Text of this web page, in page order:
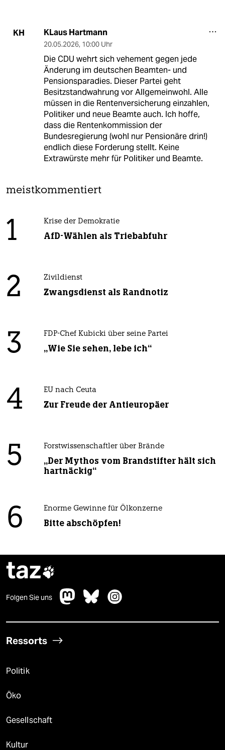
KH KLaus Hartmann
20.05.2026, 10:00 Uhr
Die CDU wehrt sich vehement gegen jede
Änderung im deutschen Beamten- und
Pensionsparadies. Dieser Partei geht
Besitzstandwahrung vor Allgemeinwohl. Alle
müssen in die Rentenversicherung einzahlen,
Politiker und neue Beamte auch. Ich hoffe,
dass die Rentenkommission der
Bundesregierung (wohl nur Pensionäre drin!)
endlich diese Forderung stellt. Keine
Extrawürste mehr für Politiker und Beamte.
meistkommentiert
1 Krise der Demokratie
AfD-Wählen als Triebabfuhr
2 Zivildienst
Zwangsdienst als Randnotiz
3 FDP-Chef Kubicki über seine Partei
„Wie Sie sehen, lebe ich“
4 EU nach Ceuta
Zur Freude der Antieuropäer
5 Forstwissenschaftler über Brände
„Der Mythos vom Brandstifter hält sich
hartnäckig“
6 Enorme Gewinne für Ölkonzerne
Bitte abschöpfen!
taz
Folgen Sie uns
Ressorts
Politik
Öko
Gesellschaft
Kultur